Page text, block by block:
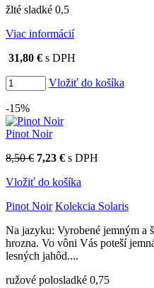
žlté sladké 0,5
Viac informácií
31,80 € s DPH
Vložiť do košíka
-15%
Pinot Noir
8,50 € 7,23 € s DPH
Vložiť do košíka
Pinot Noir Kolekcia Solaris
Na jazyku: Vyrobené jemným a
hrozna. Vo vôni Vás poteší
lesných jahôd....
ružové polosladké 0,75